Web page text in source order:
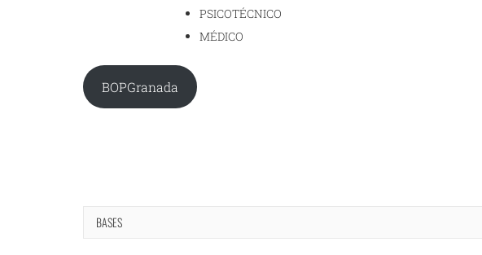
PSICOTÉCNICO
MÉDICO
BOPGranada
BASES